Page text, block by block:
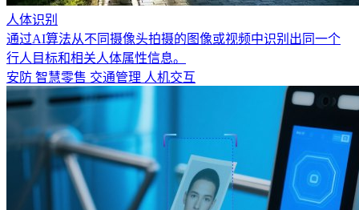
人体识别
通过AI算法从不同摄像头拍摄的图像或视频中识别出同一个
行人目标和相关人体属性信息。
安防 智慧零售 交通管理 人机交互